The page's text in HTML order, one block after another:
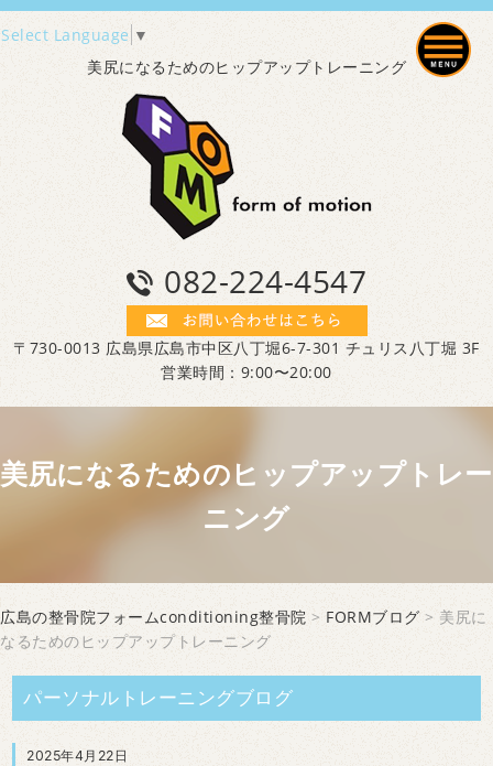
Select Language ▼
美尻になるためのヒップアップトレーニング
082-224-4547
〒730-0013 広島県広島市中区八丁堀6-7-301 チュリス八丁堀 3F
営業時間：9:00〜20:00
美尻になるためのヒップアップトレー
ニング
広島の整骨院フォームconditioning整骨院 > FORMブログ > 美尻に
なるためのヒップアップトレーニング
パーソナルトレーニングブログ
2025年4月22日